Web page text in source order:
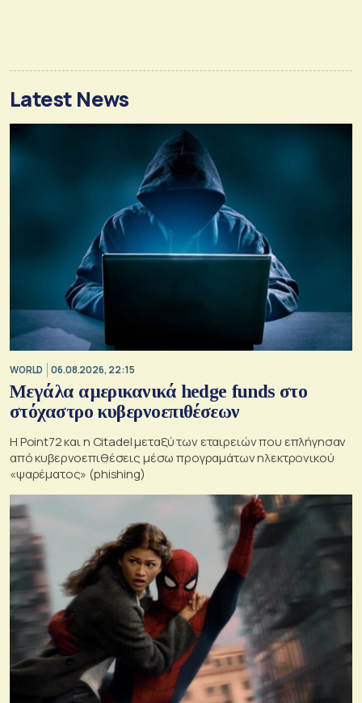
Latest News
WORLD 06.08.2026, 22:15
Μεγάλα αμερικανικά hedge funds στο
στόχαστρο κυβερνοεπιθέσεων
Η Point72 και η Citadel μεταξύ των εταιρειών που επλήγησαν
από κυβερνοεπιθέσεις μέσω προγραμάτων ηλεκτρονικού
«ψαρέματος» (phishing)